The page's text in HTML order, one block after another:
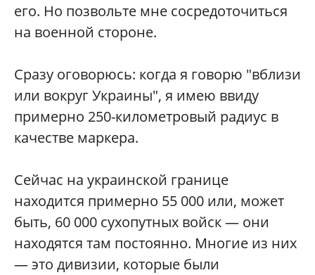
его. Но позвольте мне сосредоточиться
на военной стороне.
Сразу оговорюсь: когда я говорю "вблизи
или вокруг Украины", я имею ввиду
примерно 250-километровый радиус в
качестве маркера.
Сейчас на украинской границе
находится примерно 55 000 или, может
быть, 60 000 сухопутных войск — они
находятся там постоянно. Многие из них
— это дивизии, которые были